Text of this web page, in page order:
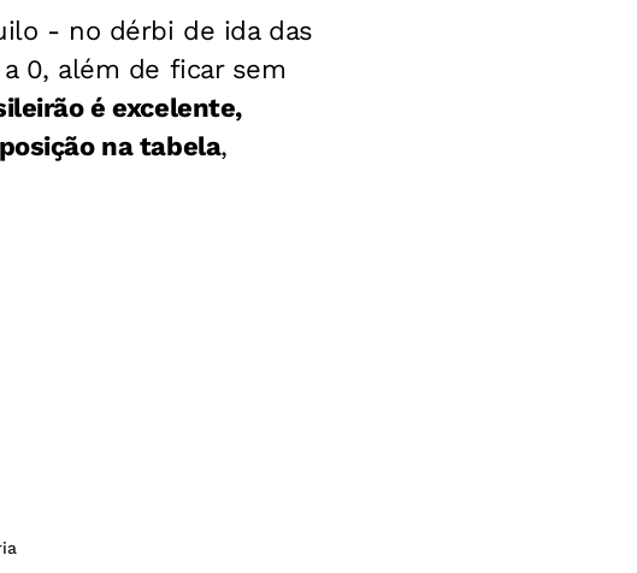
- no dérbi de ida das
0, além de ficar sem
é excelente,
na tabela,